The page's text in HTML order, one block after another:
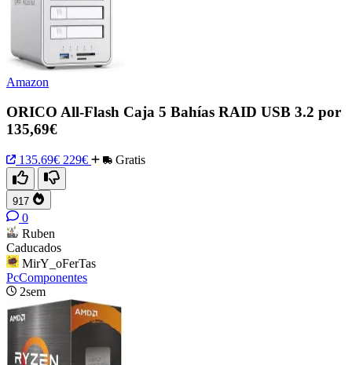
Amazon
ORICO All-Flash Caja 5 Bahías RAID USB 3.2 por
135,69€
135.69€ 229€ Gratis
917
0
Ruben
Caducados
MirY_oFerTas
PcComponentes
2sem